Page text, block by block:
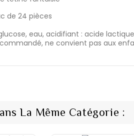
de 24 pièces
eau, acidifiant : acide
ne convient pas aux
La Même Catégorie :